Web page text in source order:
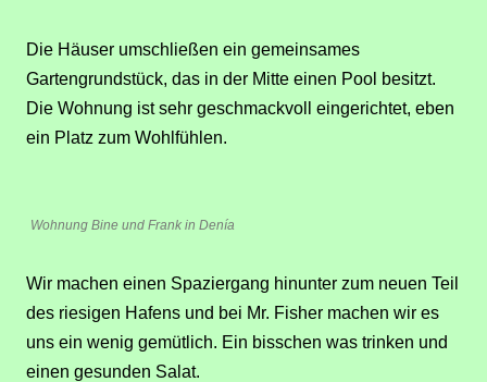
Die Häuser umschließen ein gemeinsames
Gartengrundstück, das in der Mitte einen Pool besitzt.
Die Wohnung ist sehr geschmackvoll eingerichtet, eben
ein Platz zum Wohlfühlen.
Wohnung Bine und Frank in Denía
Wir machen einen Spaziergang hinunter zum neuen Teil
des riesigen Hafens und bei Mr. Fisher machen wir es
uns ein wenig gemütlich. Ein bisschen was trinken und
einen gesunden Salat.